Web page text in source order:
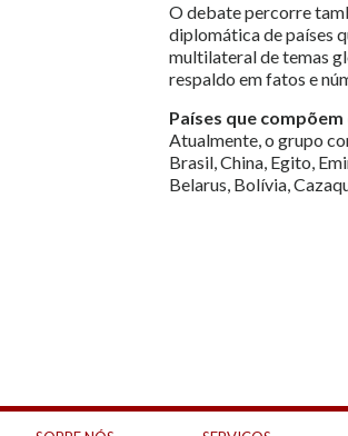
O debate percorre
diplomática de países
multilateral de temas
respaldo em fatos e
Países que compõem
Atualmente, o grupo
Brasil, China, Egito,
Belarus, Bolívia,